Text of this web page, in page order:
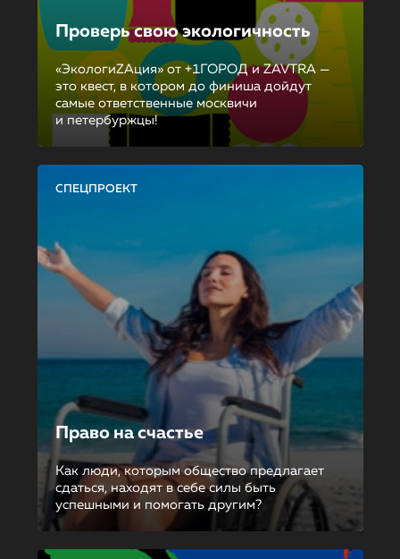
Проверь свою экологичность
«ЭкологиZAция» от +1ГОРОД и ZAVTRA —
это квест, в котором до финиша дойдут
самые ответственные москвичи
и петербуржцы!
СПЕЦПРОЕКТ
Право на счастье
Как люди, которым общество предлагает
сдаться, находят в себе силы быть
успешными и помогать другим?